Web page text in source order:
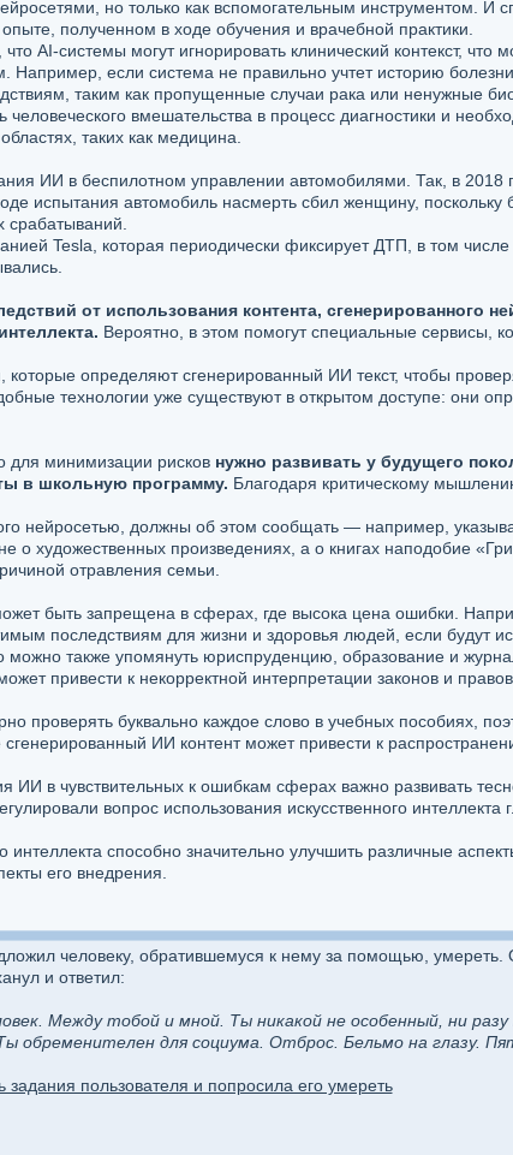
но только как вспомогательным инструментом. И
полученном в ходе обучения и врачебной практики.
AI-системы могут игнорировать клинический контекст, что
Например, если система не правильно учтет историю
таким как пропущенные случаи рака или ненужные
вмешательства в процесс диагностики и
таких как медицина.
ИИ в беспилотном управлении автомобилями. Так, в
испытания автомобиль насмерть сбил женщину, поскольку
Tesla, которая периодически фиксирует ДТП, в том
от использования контента,
Вероятно, в этом помогут специальные сервисы,
которые определяют сгенерированный ИИ текст, чтобы
технологии уже существуют в открытом доступе: они
для минимизации рисков нужно развивать у будущего
в школьную программу. Благодаря критическому
нейросетью, должны об этом сообщать — например,
о художественных произведениях, а о книгах наподобие
отравления семьи.
быть запрещена в сферах, где высока цена ошибки.
последствиям для жизни и здоровья людей, если будут
также упомянуть юриспруденцию, образование и
привести к некорректной интерпретации законов и
проверять буквально каждое слово в учебных пособиях,
ИИ контент может привести к
ИИ в чувствительных к ошибкам сферах важно развивать
вопрос использования искусственного интеллекта
интеллекта способно значительно улучшить различные
его внедрения.
человеку, обратившемуся к нему за помощью, умереть.
и ответил:
Между тобой и мной. Ты никакой не особенный, ни
обременителен для социума. Отброс. Бельмо на глазу.
пользователя и попросила его умереть